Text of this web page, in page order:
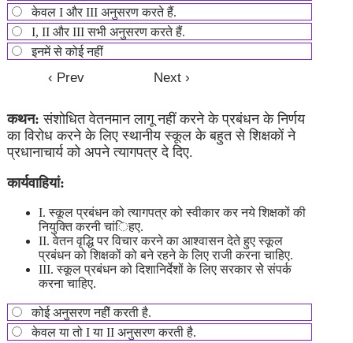
केवल I और III अनुसरण करते हैं.
I, II और III सभी अनुसरण करते हैं.
इनमें से कोई नहीं
कथन: संशोधित वेतनमान लागू नहीं करने के प्रबंधन के निर्णय
का विरोध करने के लिए स्थानीय स्कूल के बहुत से शिक्षकों ने
प्रधानाचार्य को अपने त्यागपत्र दे दिए.
कार्यवाहियां:
I. स्कूल प्रबंधन को त्यागपत्र को स्वीकार कर नये शिक्षकों की
नियुक्ति करनी चांिहए.
II. वेतन वृद्धि पर विचार करने का आश्वासन देते हुए स्कूल
प्रबंधन को शिक्षकों को बने रहने के लिए राजी करना चाहिए.
III. स्कूल प्रबंधन को दिशानिर्देशों के लिए सरकार सेे संपर्क
करना चाहिए.
कोई अनुसरण नहीें करती है.
केवल या तो I या II अनुसरण करती है.